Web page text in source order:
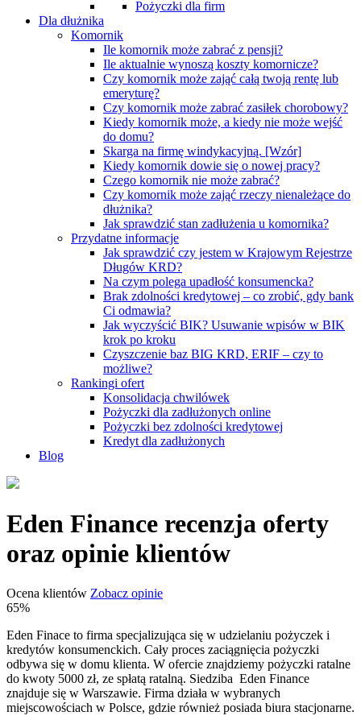
Pożyczki dla firm
Dla dłużnika
Komornik
Ile komornik może zabrać z pensji?
Ile aktualnie wynoszą koszty komornicze?
Czy komornik może zająć całą twoją rentę lub
emeryturę?
Czy komornik może zabrać zasiłek chorobowy?
Kiedy komornik może, a kiedy nie może wejść
do domu?
Skarga na firmę windykacyjną. [Wzór]
Kiedy komornik dowie się o nowej pracy?
Czego komornik nie może zabrać?
Czy komornik może zająć rzeczy nienależące do
dłużnika?
Jak sprawdzić stan zadłużenia u komornika?
Przydatne informacje
Jak sprawdzić czy jestem w Krajowym Rejestrze
Długów KRD?
Na czym polega upadłość konsumencka?
Brak zdolności kredytowej – co zrobić, gdy bank
Ci odmawia?
Jak wyczyścić BIK? Usuwanie wpisów w BIK
krok po kroku
Czyszczenie baz BIG KRD, ERIF – czy to
możliwe?
Rankingi ofert
Konsolidacja chwilówek
Pożyczki dla zadłużonych online
Pożyczki bez zdolności kredytowej
Kredyt dla zadłużonych
Blog
Eden Finance recenzja oferty
oraz opinie klientów
Ocena klientów Zobacz opinie
65%
Eden Finace to firma specjalizująca się w udzielaniu pożyczek i
kredytów konsumenckich. Cały proces zaciągnięcia pożyczki
odbywa się w domu klienta. W ofercie znajdziemy pożyczki ratalne
do kwoty 5000 zł, ze spłatą ratalną. Siedziba Eden Finance
znajduje się w Warszawie. Firma działa w wybranych
miejscowościach w Polsce, gdzie również posiada biura stacjonarne.